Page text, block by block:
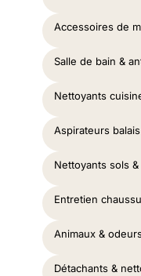
Accessoires de
Salle de bain &
Nettoyants
Aspirateurs
Nettoyants sols
Entretien
Animaux &
Détachants &